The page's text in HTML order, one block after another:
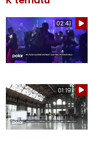
02:41
01:19